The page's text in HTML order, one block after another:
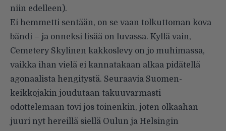
niin edelleen).
Ei hemmetti sentään, on se vaan tolkuttoman kova
bändi – ja onneksi lisää on luvassa. Kyllä vain,
Cemetery Skylinen kakkoslevy on jo muhimassa,
vaikka ihan vielä ei kannatakaan alkaa pidätellä
agonaalista hengitystä. Seuraavia Suomen-
keikkojakin joudutaan takuuvarmasti
odottelemaan tovi jos toinenkin, joten olkaahan
juuri nyt hereillä siellä Oulun ja Helsingin